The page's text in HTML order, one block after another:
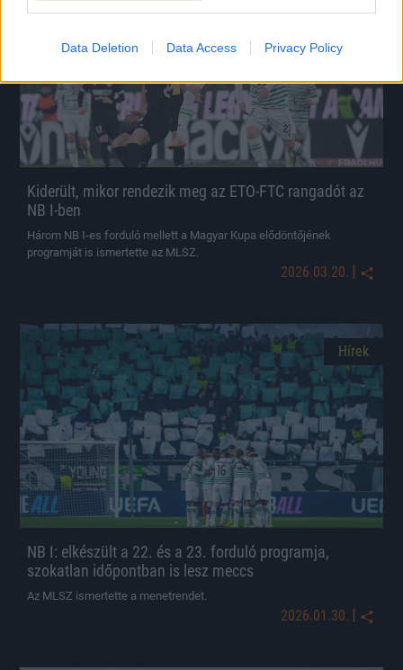
Data Deletion Data Access Privacy Policy
Kiderült, mikor rendezik meg az ETO-FTC rangadót az
NB I-ben
Három NB I-es forduló mellett a Magyar Kupa elődöntőjének
programját is ismertette az MLSZ.
2026.03.20. |
Hírek
NB I: elkészült a 22. és a 23. forduló programja,
szokatlan időpontban is lesz meccs
Az MLSZ ismertette a menetrendet.
2026.01.30. |